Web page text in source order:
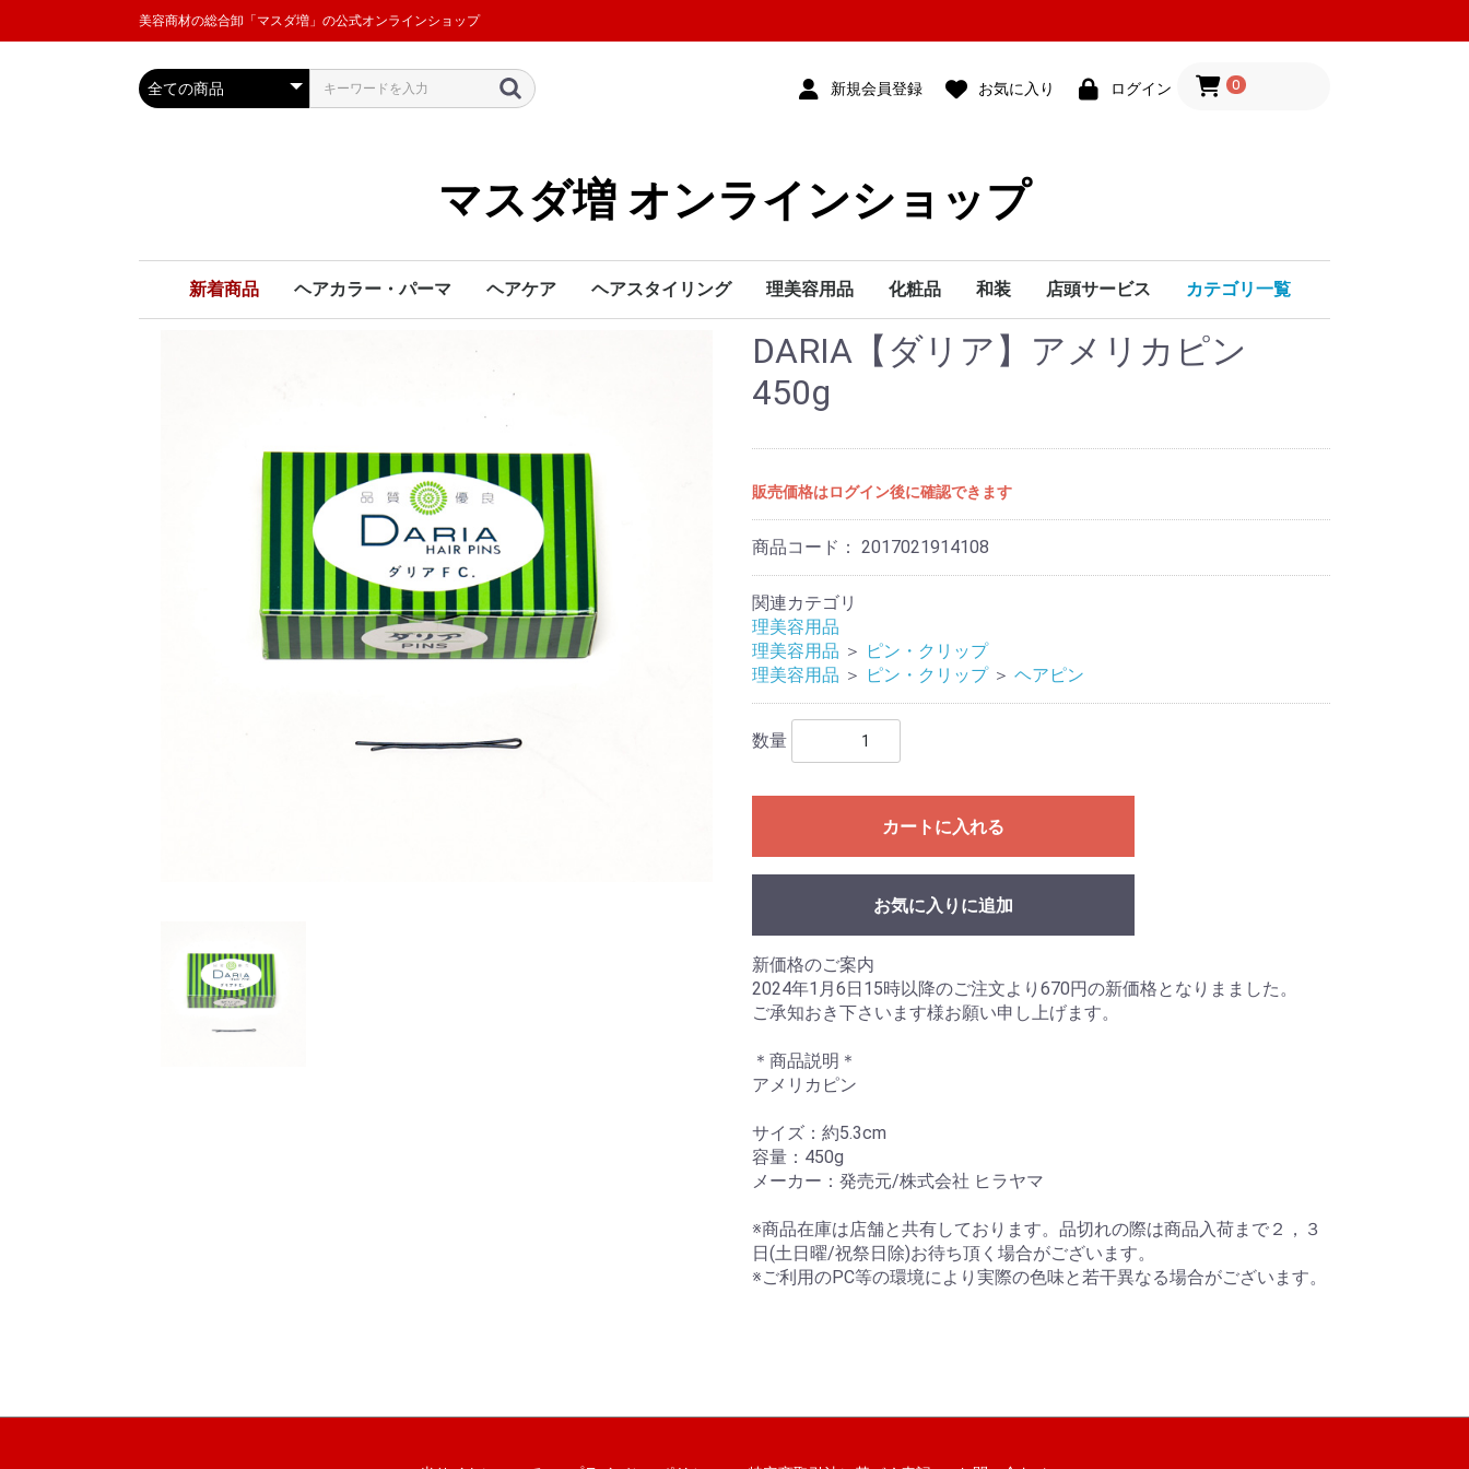
美容商材の総合卸「マスダ増」の公式オンラインショップ
新規会員登録 お気に入り ログイン 0
マスダ増 オンラインショップ
新着商品 ヘアカラー・パーマ
アリミノ
インターコスメ
インターレップ
ウエラ
香草カラー
サンコール
資生堂
シュワルツコフ
セフティ
ビーエックス
デミ
中野製薬
ナプラ
ナンバースリー
パイモア
フィヨーレ
フォード
ヘンケルジャパン
ホーユー
ミルボン
モルトベーネ
メロス
ルベル
ロレアル
ヘナ商品
その他
ヘアケア
詰め替え
詰め替え
ヘアスタイリング
スプレー
クリーム
ムース
ワックス・ジェル
ミスト・ローション
その他
ブラシ
コーム
ドライヤー
アイロン
ホットカーラー
バリカン/トリマー
その他
理美容用品
シザー・レザー シザー
レザー
替え刃
小物・ケース
クロス・ユニフォーム カットクロス
シャンプークロス
ヘアダイクロス
エプロン
ユニフォーム
タオル タオル
フェイスシート
フェイスガーゼ
ミラー
ピン・クリップ ヘアピン
クリップ・ダッカール
ウィッグ・クランプ
小物・雑貨
理容室専用品
美容室専用品
書籍
化粧品
基礎化粧品 化粧水・美容液
クリーム・乳液
ＵＶケア・日焼け止め
クレンジング・洗顔
その他
エステ用品 口紅・リップ・ポイントメイク
ベースメイク ファンデーション
下地
パウダー
その他
アイメイク アイライナー
マスカラ
アイシャドウ
つけまつげ
アイブロウ
アイラッシュカーラー
その他
ネイル マニキュア
ジェルネイル
チップ
リムーバー
ネイルケア
ネイル小物
メイクブラシ メイクボックス・ポーチ
化粧雑貨
三善化粧品 メークアップペンシル
雑貨・つけまつ毛
ベンナイ化粧品
刷毛・筆
和装
帯締め・帯揚げ
伊達襟・半襟
髪飾り Uピン飾り
その他
コーム飾り
かんざし
金属・パール系
小花
和装小物
着付け用品
紳士小物
七五三用品
婚礼用品
和雑貨
その他
店頭サービス
雑貨
食品
除菌・衛生用品
粗品・贈答品
ペット用品
その他
カテゴリ一覧
DARIA【ダリア】アメリカピン
450g
販売価格はログイン後に確認できます
商品コード： 2017021914108
関連カテゴリ
理美容用品
理美容用品 ＞ ピン・クリップ
理美容用品 ＞ ピン・クリップ ＞ ヘアピン
数量
カートに入れる
お気に入りに追加
新価格のご案内
2024年1月6日15時以降のご注文より670円の新価格となりまました。
ご承知おき下さいます様お願い申し上げます。
＊商品説明＊
アメリカピン
サイズ：約5.3cm
容量：450g
メーカー：発売元/株式会社 ヒラヤマ
※商品在庫は店舗と共有しております。品切れの際は商品入荷まで２，３
日(土日曜/祝祭日除)お待ち頂く場合がございます。
※ご利用のPC等の環境により実際の色味と若干異なる場合がございます。